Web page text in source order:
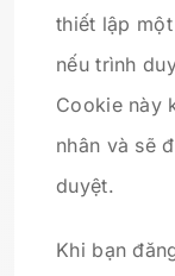
thiết lập
nếu trình
Cookie này
nhân và sẽ
duyệt.
Khi bạn